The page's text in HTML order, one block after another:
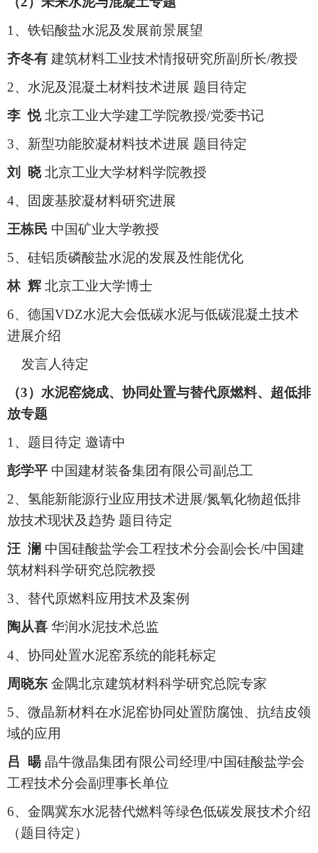
1、铁铝酸盐水泥及发展前景展望
齐冬有 建筑材料工业技术情报研究所副所长/教授
2、水泥及混凝土材料技术进展 题目待定
李 悦北京工业大学建工学院教授/党委书记
3、新型功能胶凝材料技术进展 题目待定
刘 晓北京工业大学材料学院教授
4、固废基胶凝材料研究进展
王栋民 中国矿业大学教授
5、硅铝质磷酸盐水泥的发展及性能优化
林 辉 北京工业大学博士
6、德国VDZ水泥大会低碳水泥与低碳混凝土技术
进展介绍
发言人待定
（3）水泥窑烧成、协同处置与替代原燃料、超低排
放专题
1、题目待定 邀请中
彭学平 中国建材装备集团有限公司副总工
2、氢能新能源行业应用技术进展/氮氧化物超低排
放技术现状及趋势 题目待定
汪 澜 中国硅酸盐学会工程技术分会副会长/中国建
筑材料科学研究总院教授
3、替代原燃料应用技术及案例
陶从喜 华润水泥技术总监
4、协同处置水泥窑系统的能耗标定
周晓东 金隅北京建筑材料科学研究总院专家
5、微晶新材料在水泥窑协同处置防腐蚀、抗结皮领
域的应用
吕 暘 晶牛微晶集团有限公司经理/中国硅酸盐学会
工程技术分会副理事长单位
6、金隅冀东水泥替代燃料等绿色低碳发展技术介绍
（题目待定）